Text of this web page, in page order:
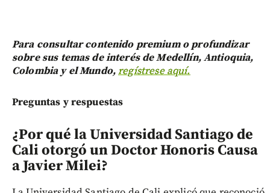
Para consultar contenido premium o profundizar
sobre sus temas de interés de Medellín, Antioquia,
Colombia y el Mundo,regístrese aquí.
Preguntas y respuestas
¿Por qué la Universidad Santiago de
Cali otorgó un Doctor Honoris Causa
a Javier Milei?